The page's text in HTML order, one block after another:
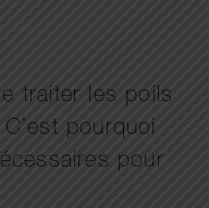
traiter les poils
pourquoi
pour